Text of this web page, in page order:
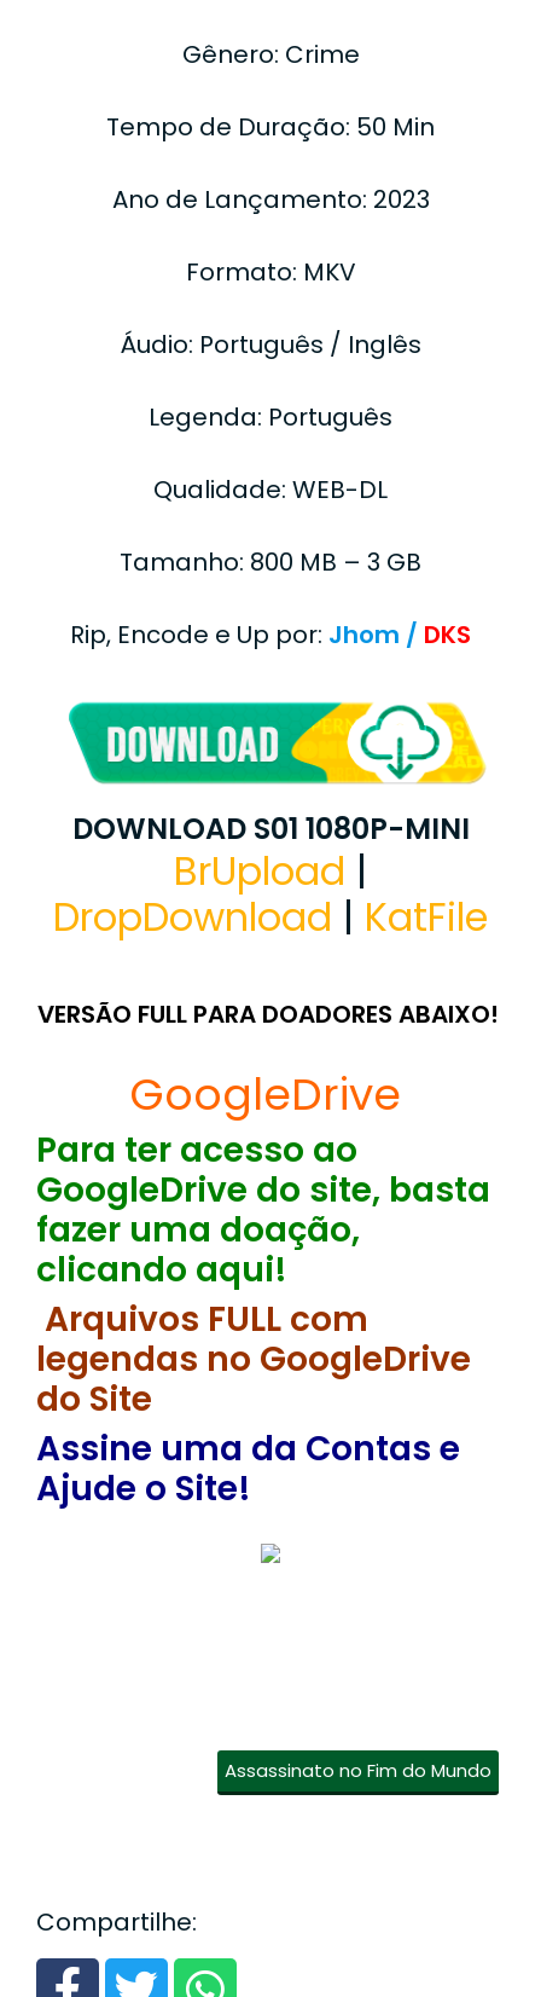
Gênero: Crime
Tempo de Duração: 50 Min
Ano de Lançamento: 2023
Formato: MKV
Áudio: Português / Inglês
Legenda: Português
Qualidade: WEB-DL
Tamanho: 800 MB – 3 GB
Rip, Encode e Up por: Jhom / DKS
DOWNLOAD S01 1080P-MINI
BrUpload |
DropDownload | KatFile
VERSÃO FULL PARA DOADORES ABAIXO!
GoogleDrive
Para ter acesso ao
GoogleDrive do site, basta
fazer uma doação,
clicando aqui!
Arquivos FULL com
legendas no GoogleDrive
do Site
Assine uma da Contas e
Ajude o Site!
Assassinato no Fim do Mundo
Compartilhe: